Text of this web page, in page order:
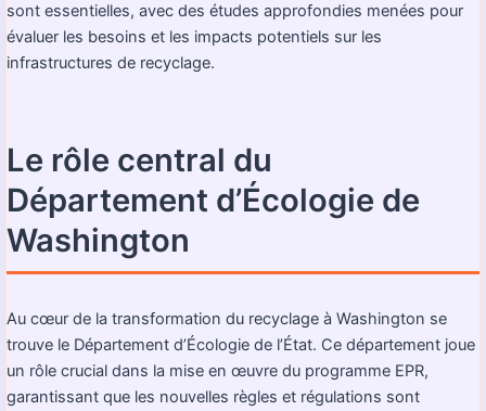
sont essentielles, avec des études approfondies menées pour
évaluer les besoins et les impacts potentiels sur les
infrastructures de recyclage.
Le rôle central du
Département d’Écologie de
Washington
Au cœur de la transformation du recyclage à Washington se
trouve le Département d’Écologie de l’État. Ce département joue
un rôle crucial dans la mise en œuvre du programme EPR,
garantissant que les nouvelles règles et régulations sont